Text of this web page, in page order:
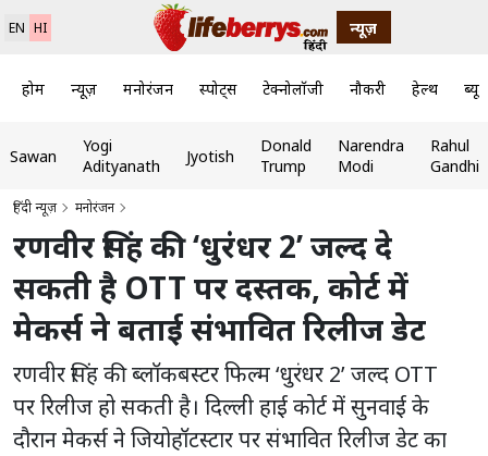
EN HI न्यूज़
होम न्यूज़ मनोरंजन स्पोर्ट्स टेक्नोलॉजी नौकरी हेल्थ
Sawan
Yogi
Adityanath
Jyotish
Donald
Trump
Narendra
Modi
Rahul
Gandhi
हिंदी न्यूज़ मनोरंजन
रणवीर सिंह की ‘धुरंधर 2’ जल्द दे
सकती है OTT पर दस्तक, कोर्ट में
मेकर्स ने बताई संभावित रिलीज डेट
रणवीर सिंह की ब्लॉकबस्टर फिल्म ‘धुरंधर 2’ जल्द OTT
पर रिलीज हो सकती है। दिल्ली हाई कोर्ट में सुनवाई के
दौरान मेकर्स ने जियोहॉटस्टार पर संभावित रिलीज डेट का